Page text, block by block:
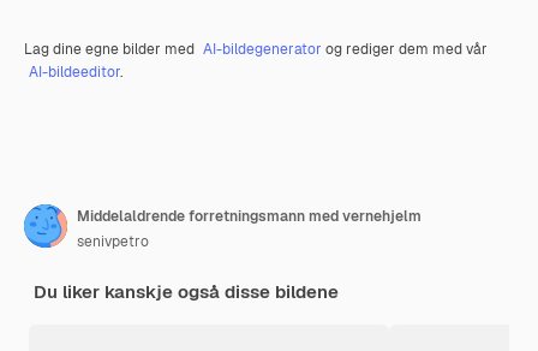
Lag dine egne bilder med AI-bildegenerator og rediger dem med vår
AI-bildeeditor.
Middelaldrende forretningsmann med vernehjelm
senivpetro
Du liker kanskje også disse bildene